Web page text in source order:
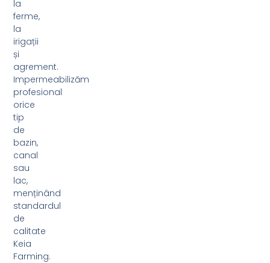
la
ferme,
la
irigații
și
agrement.
Impermeabilizăm
profesional
orice
tip
de
bazin,
canal
sau
lac,
menținând
standardul
de
calitate
Keia
Farming.